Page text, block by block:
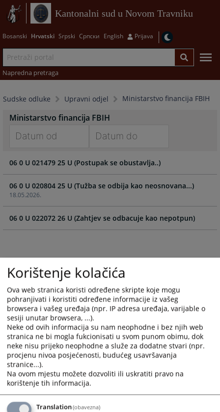
Kantonalni sud u Novom Travniku
Bosanski Hrvatski Srpski Српски English Prijava
Napredna pretraga
Sudske odluke Upravni odjel Ministarstvo financija FBIH
Ministarstvo financija FBIH
forward
to
interact
with
the
calendar
and
date.
Press
question
mark
key
to
get
the
keyboard
shortcuts
for
changing
dates.
forward
to
interact
the
calendar
and
date.
Press
question
mark
key
to
get
the
keyboard
for
06 0 U 021479 25 U (Postupak se obustavlja..)
18.05.2026.
06 0 U 020804 25 U (Tužba se odbija kao neosnovana...)
06 0 U 022072 26 U (Zahtjev se odbacuje kao nepotpun)
Korištenje kolačića
Ova web stranica koristi određene skripte koje mogu
pohranjivati i koristiti određene informacije iz vašeg
browsera i vašeg uređaja (npr. IP adresa uređaja, varijable o
sesiji unutar browsera, ...).
Neke od ovih informacija su nam neophodne i bez njih web
stranica ne bi mogla fukcionisati u svom punom obimu, dok
neke nisu prijeko neophodne a služe za dodatne stvari (npr.
procjenu nivoa posjećenosti, budućeg usavršavanja
stranice...).
Na ovom mjestu možete dozvoliti ili uskratiti pravo na
korištenje tih informacija.
Translation(obavezna)